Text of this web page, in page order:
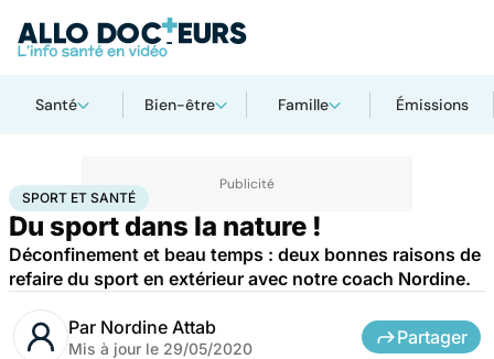
Santé Bien-être Famille Émissions
AccueilBien-êtreSport santé Sport et santé
SPORT ET SANTÉ
Du sport dans la nature !
Déconfinement et beau temps : deux bonnes raisons de
refaire du sport en extérieur avec notre coach Nordine.
Par Nordine Attab
Mis à jour le 29/05/2020
Partager